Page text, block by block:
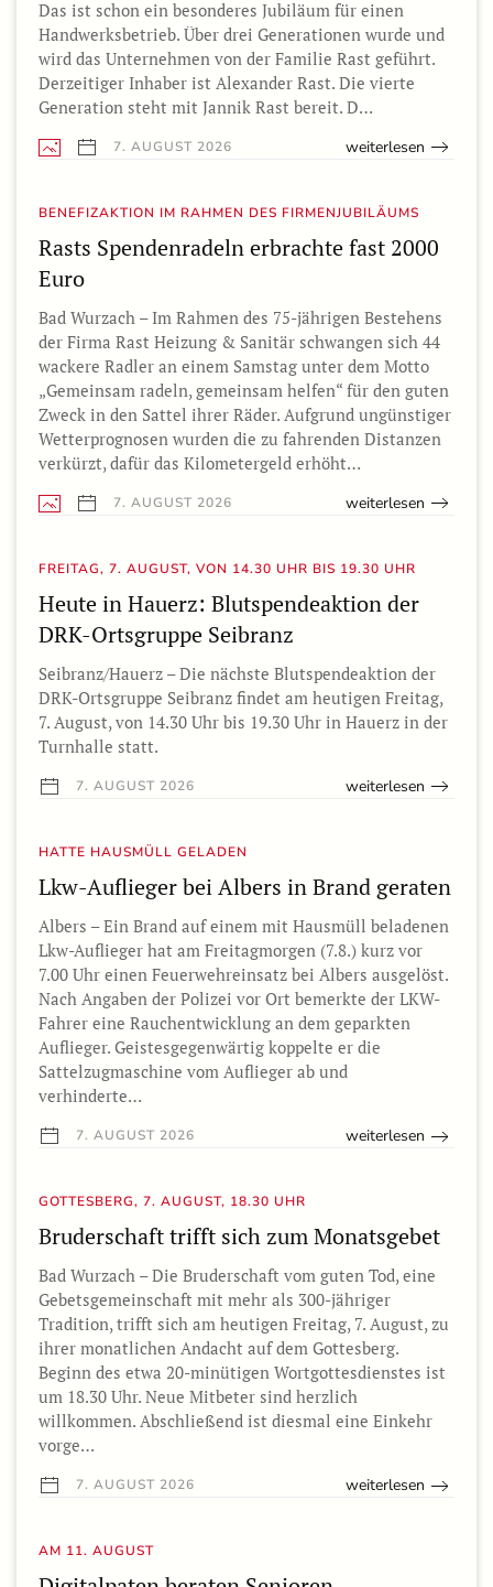
Das ist schon ein besonderes Jubiläum für einen
Handwerksbetrieb. Über drei Generationen wurde und
wird das Unternehmen von der Familie Rast geführt.
Derzeitiger Inhaber ist Alexander Rast. Die vierte
Generation steht mit Jannik Rast bereit. D…
7. AUGUST 2026 weiterlesen
BENEFIZAKTION IM RAHMEN DES FIRMENJUBILÄUMS
Rasts Spendenradeln erbrachte fast 2000
Euro
Bad Wurzach – Im Rahmen des 75-jährigen Bestehens
der Firma Rast Heizung & Sanitär schwangen sich 44
wackere Radler an einem Samstag unter dem Motto
„Gemeinsam radeln, gemeinsam helfen“ für den guten
Zweck in den Sattel ihrer Räder. Aufgrund ungünstiger
Wetterprognosen wurden die zu fahrenden Distanzen
verkürzt, dafür das Kilometergeld erhöht…
7. AUGUST 2026 weiterlesen
FREITAG, 7. AUGUST, VON 14.30 UHR BIS 19.30 UHR
Heute in Hauerz: Blutspendeaktion der
DRK-Ortsgruppe Seibranz
Seibranz/Hauerz – Die nächste Blutspendeaktion der
DRK-Ortsgruppe Seibranz findet am heutigen Freitag,
7. August, von 14.30 Uhr bis 19.30 Uhr in Hauerz in der
Turnhalle statt.
7. AUGUST 2026 weiterlesen
HATTE HAUSMÜLL GELADEN
Lkw-Auflieger bei Albers in Brand geraten
Albers – Ein Brand auf einem mit Hausmüll beladenen
Lkw-Auflieger hat am Freitagmorgen (7.8.) kurz vor
7.00 Uhr einen Feuerwehreinsatz bei Albers ausgelöst.
Nach Angaben der Polizei vor Ort bemerkte der LKW-
Fahrer eine Rauchentwicklung an dem geparkten
Auflieger. Geistesgegenwärtig koppelte er die
Sattelzugmaschine vom Auflieger ab und
verhinderte…
7. AUGUST 2026 weiterlesen
GOTTESBERG, 7. AUGUST, 18.30 UHR
Bruderschaft trifft sich zum Monatsgebet
Bad Wurzach – Die Bruderschaft vom guten Tod, eine
Gebetsgemeinschaft mit mehr als 300-jähriger
Tradition, trifft sich am heutigen Freitag, 7. August, zu
ihrer monatlichen Andacht auf dem Gottesberg.
Beginn des etwa 20-minütigen Wortgottesdienstes ist
um 18.30 Uhr. Neue Mitbeter sind herzlich
willkommen. Abschließend ist diesmal eine Einkehr
vorge…
7. AUGUST 2026 weiterlesen
AM 11. AUGUST